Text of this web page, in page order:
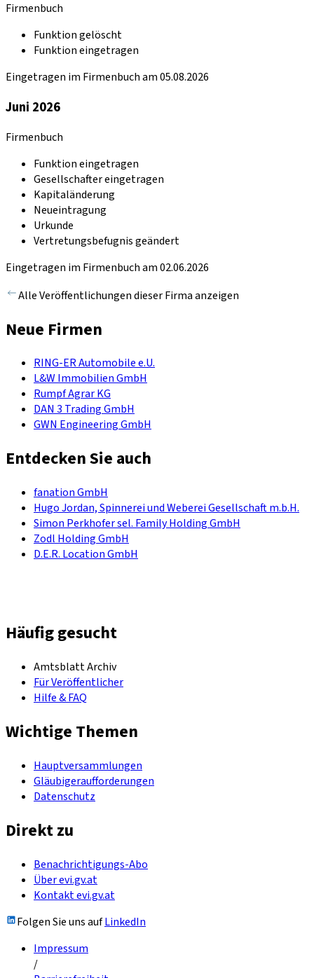
Firmenbuch
Funktion gelöscht
Funktion eingetragen
Eingetragen im Firmenbuch am 05.08.2026
Juni 2026
Firmenbuch
Funktion eingetragen
Gesellschafter eingetragen
Kapitaländerung
Neueintragung
Urkunde
Vertretungsbefugnis geändert
Eingetragen im Firmenbuch am 02.06.2026
Alle Veröffentlichungen dieser Firma anzeigen
Neue Firmen
RING-ER Automobile e.U.
L&W Immobilien GmbH
Rumpf Agrar KG
DAN 3 Trading GmbH
GWN Engineering GmbH
Entdecken Sie auch
fanation GmbH
Hugo Jordan, Spinnerei und Weberei Gesellschaft m.b.H.
Simon Perkhofer sel. Family Holding GmbH
Zodl Holding GmbH
D.E.R. Location GmbH
Häufig gesucht
Amtsblatt Archiv
Für Veröffentlicher
Hilfe & FAQ
Wichtige Themen
Hauptversammlungen
Gläubigeraufforderungen
Datenschutz
Direkt zu
Benachrichtigungs-Abo
Über evi.gv.at
Kontakt evi.gv.at
Folgen Sie uns aufLinkedIn
Impressum
/